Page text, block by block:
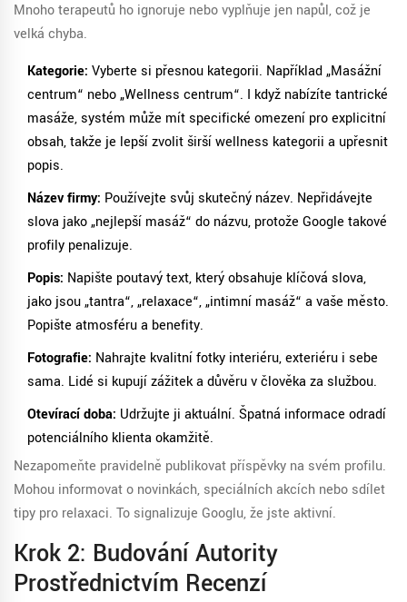
Mnoho terapeutů ho ignoruje nebo vyplňuje jen napůl, což je
velká chyba.
Kategorie: Vyberte si přesnou kategorii. Například „Masážní
centrum“ nebo „Wellness centrum“. I když nabízíte tantrické
masáže, systém může mít specifické omezení pro explicitní
obsah, takže je lepší zvolit širší wellness kategorii a upřesnit
popis.
Název firmy: Používejte svůj skutečný název. Nepřidávejte
slova jako „nejlepší masáž“ do názvu, protože Google takové
profily penalizuje.
Popis: Napište poutavý text, který obsahuje klíčová slova,
jako jsou „tantra“, „relaxace“, „intimní masáž“ a vaše město.
Popište atmosféru a benefity.
Fotografie: Nahrajte kvalitní fotky interiéru, exteriéru i sebe
sama. Lidé si kupují zážitek a důvěru v člověka za službou.
Otevírací doba: Udržujte ji aktuální. Špatná informace odradí
potenciálního klienta okamžitě.
Nezapomeňte pravidelně publikovat příspěvky na svém profilu.
Mohou informovat o novinkách, speciálních akcích nebo sdílet
tipy pro relaxaci. To signalizuje Googlu, že jste aktivní.
Krok 2: Budování Autority
Prostřednictvím Recenzí